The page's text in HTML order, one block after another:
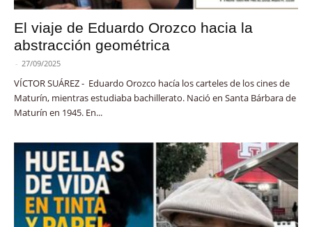
El viaje de Eduardo Orozco hacia la
abstracción geométrica
- 27/09/2025
VÍCTOR SUÁREZ - Eduardo Orozco hacía los carteles de los cines de
Maturín, mientras estudiaba bachillerato. Nació en Santa Bárbara de
Maturín en 1945. En...